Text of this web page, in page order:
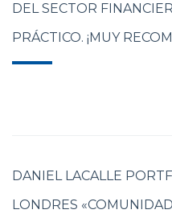
DEL SECTOR
PRÁCTICO. ¡MUY
DANIEL LACALLE
LONDRES